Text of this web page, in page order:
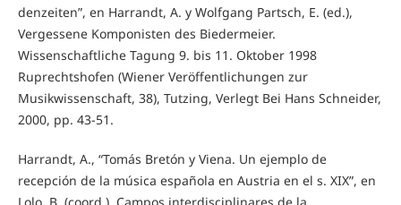
denzeiten”, en Harrandt, A. y Wolfgang Partsch, E. (ed.),
Vergessene Komponisten des Biedermeier.
Wissenschaftliche Tagung 9. bis 11. Oktober 1998
Ruprechtshofen (Wiener Veröffentlichungen zur
Musikwissenschaft, 38), Tutzing, Verlegt Bei Hans Schneider,
2000, pp. 43-51.
Harrandt, A., “Tomás Bretón y Viena. Un ejemplo de
recepción de la música española en Austria en el s. XIX”, en